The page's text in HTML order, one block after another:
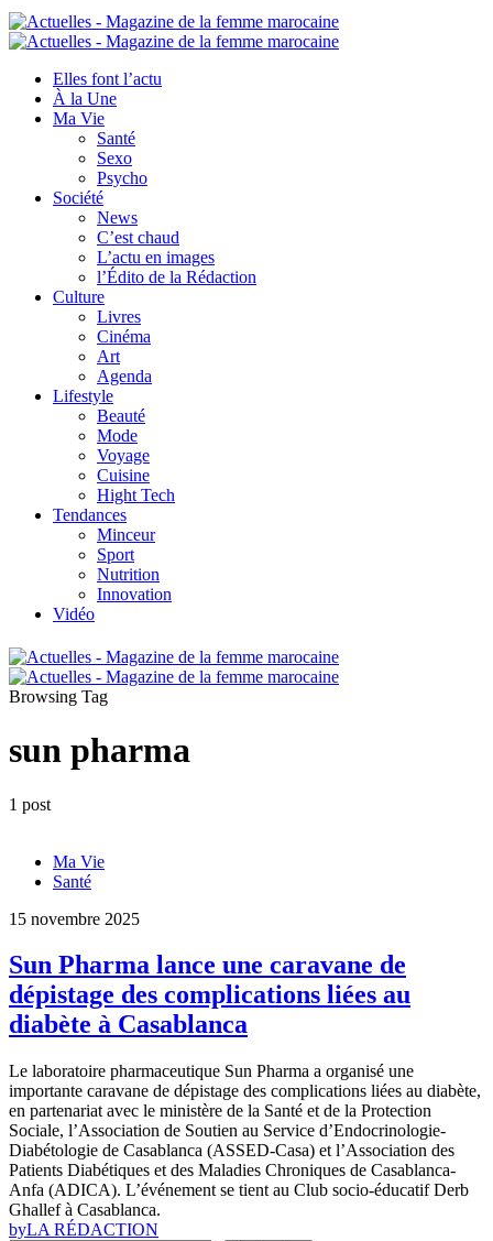
Elles font l’actu
À la Une
Ma Vie
Santé
Sexo
Psycho
Société
News
C’est chaud
L’actu en images
l’Édito de la Rédaction
Culture
Livres
Cinéma
Art
Agenda
Lifestyle
Beauté
Mode
Voyage
Cuisine
Hight Tech
Tendances
Minceur
Sport
Nutrition
Innovation
Vidéo
Browsing Tag
sun pharma
1 post
Ma Vie
Santé
15 novembre 2025
Sun Pharma lance une caravane de
dépistage des complications liées au
diabète à Casablanca
Le laboratoire pharmaceutique Sun Pharma a organisé une
importante caravane de dépistage des complications liées au diabète,
en partenariat avec le ministère de la Santé et de la Protection
Sociale, l’Association de Soutien au Service d’Endocrinologie-
Diabétologie de Casablanca (ASSED-Casa) et l’Association des
Patients Diabétiques et des Maladies Chroniques de Casablanca-
Anfa (ADICA). L’événement se tient au Club socio-éducatif Derb
Ghallef à Casablanca.
byLA RÉDACTION